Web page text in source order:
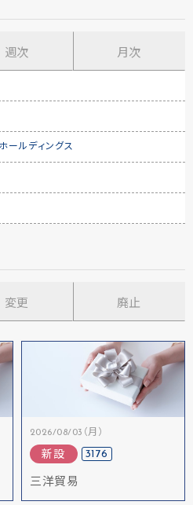
週次 月次
ールディングス
変更 廃止
2026/08/03（月）
新設 3176
三洋貿易